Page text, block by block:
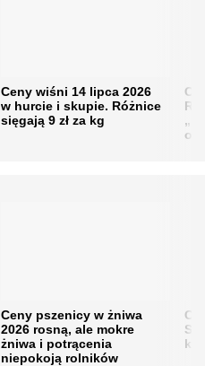
Ceny wiśni 14 lipca 2026
w hurcie i skupie. Różnice
sięgają 9 zł za kg
Ceny pszenicy w żniwa
2026 rosną, ale mokre
żniwa i potrącenia
niepokoją rolników